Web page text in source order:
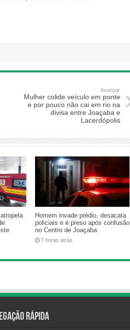
Avançar
Mulher colide veículo em ponte
e por pouco não cai em rio na
divisa entre Joaçaba e
Lacerdópolis
Homem invade prédio, desacata
policiais e é preso após confusão
no Centro de Joaçaba
7 horas atrás
Rápida